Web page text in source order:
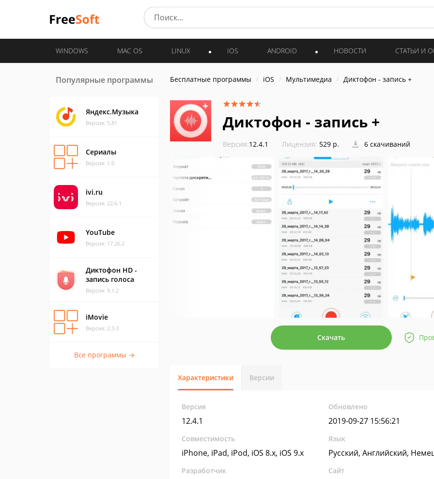
WINDOWS MAC OS LINUX IOS ANDROID НОВОСТИ СТАТЬИ И
Популярные программы
Яндекс.Музыка
Версия: 5.81
Сериалы
Версия: 1.0
ivi.ru
Версия: 22.6.1
YouTube
Версия: 17.26.2
Диктофон HD -
запись голоса
Версия: 9.1.2
iMovie
Версия: 2.3.3
Все программы →
Бесплатные программы iOS Мультимедиа Диктофон - запись +
Диктофон - запись +
Версия:12.4.1 Лицензия: 529 р. 6 скачиваний
Скачать
Характеристики Версии
Версия
12.4.1
Обновлено
2019-09-27 15:56:21
Совместимость
iPhone, iPad, iPod, iOS 8.x, iOS 9.x
Язык
Русский, Английский,
Разработчик Сайт